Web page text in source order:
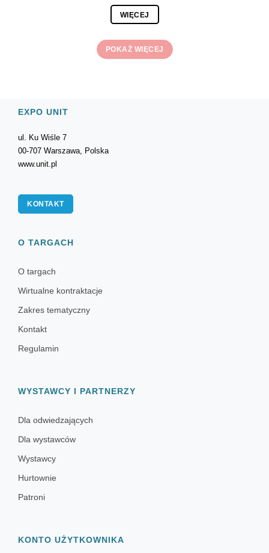
WIĘCEJ
POKAŻ WIĘCEJ
EXPO UNIT
ul. Ku Wiśle 7
00-707 Warszawa, Polska
www.unit.pl
KONTAKT
O TARGACH
O targach
Wirtualne kontraktacje
Zakres tematyczny
Kontakt
Regulamin
WYSTAWCY I PARTNERZY
Dla odwiedzających
Dla wystawców
Wystawcy
Hurtownie
Patroni
KONTO UŻYTKOWNIKA